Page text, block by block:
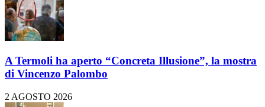
A Termoli ha aperto “Concreta Illusione”, la mostra
di Vincenzo Palombo
2 AGOSTO 2026